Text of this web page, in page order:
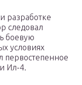
разработке
следовал
боевую
условиях
первостепенное
Ил-4.